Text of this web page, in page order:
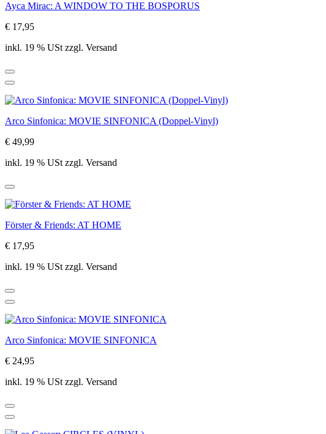
Ayca Mirac: A WINDOW TO THE BOSPORUS
€ 17,95
inkl. 19 % USt zzgl. Versand
Arco Sinfonica: MOVIE SINFONICA (Doppel-Vinyl)
€ 49,99
inkl. 19 % USt zzgl. Versand
Förster & Friends: AT HOME
€ 17,95
inkl. 19 % USt zzgl. Versand
Arco Sinfonica: MOVIE SINFONICA
€ 24,95
inkl. 19 % USt zzgl. Versand